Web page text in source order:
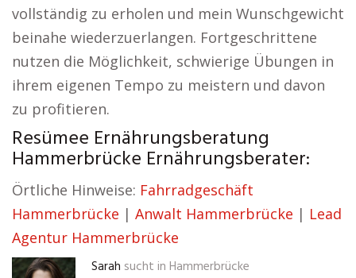
vollständig zu erholen und mein Wunschgewicht
beinahe wiederzuerlangen. Fortgeschrittene
nutzen die Möglichkeit, schwierige Übungen in
ihrem eigenen Tempo zu meistern und davon
zu profitieren.
Resümee Ernährungsberatung
Hammerbrücke Ernährungsberater:
Örtliche Hinweise: Fahrradgeschäft
Hammerbrücke | Anwalt Hammerbrücke | Lead
Agentur Hammerbrücke
Sarah sucht in Hammerbrücke